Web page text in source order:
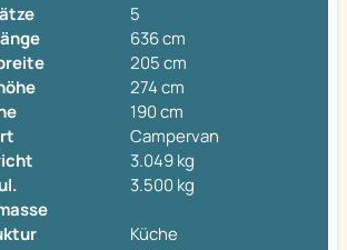
5
636 cm
205 cm
274 cm
190 cm
Campervan
3.049 kg
3.500 kg
Küche